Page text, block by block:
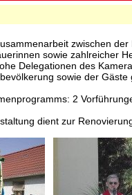
zwischen
sowie zahlreicher
Delegationen des
sowie der Gäste
2
dient zur